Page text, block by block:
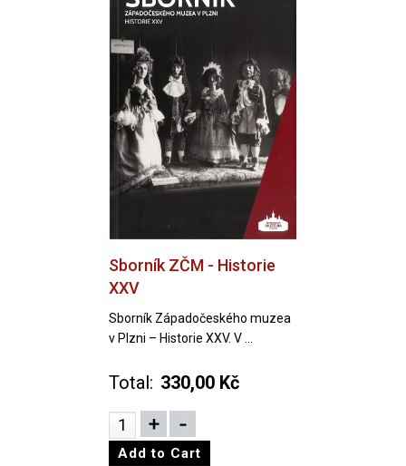
Sborník ZČM - Historie
XXV
Sborník Západočeského muzea
v Plzni – Historie XXV. V ...
Total: 330,00 Kč